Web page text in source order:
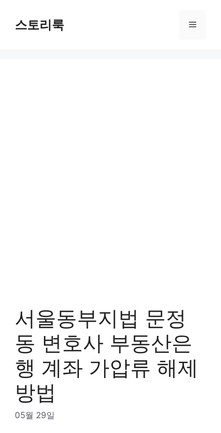
content스토리룩 Menu
서울동부지법 문정
동 변호사 부동산은
행 계좌 가압류 해제
방법
05월 29일